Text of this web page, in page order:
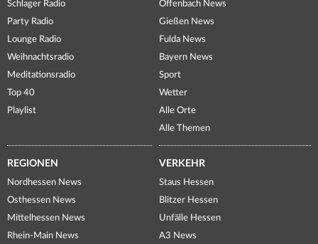
Schlager Radio
Party Radio
Lounge Radio
Weihnachtsradio
Meditationsradio
Top 40
Playlist
Offenbach News
Gießen News
Fulda News
Bayern News
Sport
Wetter
Alle Orte
Alle Themen
REGIONEN
Nordhessen News
Osthessen News
Mittelhessen News
Rhein-Main News
VERKEHR
Staus Hessen
Blitzer Hessen
Unfälle Hessen
A3 News